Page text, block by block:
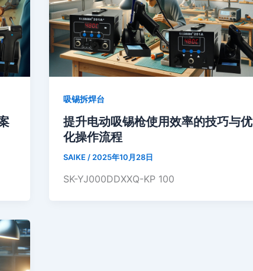
吸锡拆焊台
提升电动吸锡枪使用效率的技巧与优
化操作流程
SAIKE / 2025年10月28日
SK-YJ000DDXXQ-KP 100